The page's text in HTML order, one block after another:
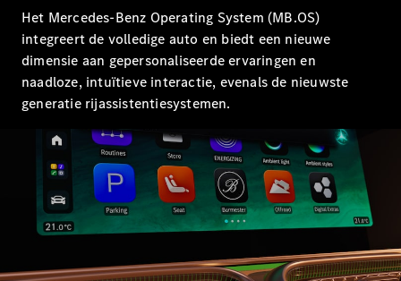
Mercedes-
AMG GT
4-Deurs
Coupé
Elektrisch
Configurator
Mercedes-
Benz Store
Cabrio
Het Mercedes-Benz Operating System (MB.OS)
integreert de volledige auto en biedt een nieuwe
dimensie aan gepersonaliseerde ervaringen en
naadloze, intuïtieve interactie, evenals de nieuwste
generatie rijassistentiesystemen.